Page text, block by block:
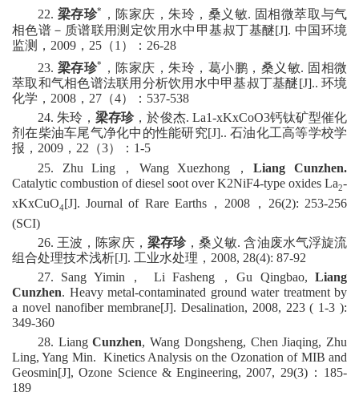
22. 梁存珍* ，陈家庆，朱玲，桑义敏. 固相微萃取与气
相色谱－质谱联用测定饮用水中甲基叔丁基醚[J]. 中国环境
监测， 2009 ， 25 （1 ）： 26-28
23. 梁存珍* ，陈家庆，朱玲，葛小鹏，桑义敏. 固相微
萃取和气相色谱法联用分析饮用水中甲基叔丁基醚[J].. 环境
化学， 2008 ， 27 （4）： 537-538
24.朱玲，梁存珍，於俊杰. La1-xKxCoO3钙钛矿型催化
剂在柴油车尾气净化中的性能研究[J].. 石油化工高等学校学
报， 2009 ， 22 （3）： 1-5
25. Zhu Ling ， Wang Xuezhong ，Liang Cunzhen.
Catalytic combustion of diesel soot over K2NiF4-type oxides La2-
xKxCuO4[J]. Journal of Rare Earths， 2008 ， 26(2): 253-256
(SCI)
26. 王波，陈家庆， 梁存珍，桑义敏.含油废水气浮旋流
组合处理技术浅析[J]. 工业水处理， 2008, 28(4): 87-92
27. Sang Yimin ，LiFasheng ，Gu Qingbao,Liang
Cunzhen. Heavy metal-contaminated ground water treatment by
a novel nanofiber membrane[J]. Desalination, 2008, 223 ( 1-3 ):
349-360
28. Liang Cunzhen,Wang Dongsheng, ChenJiaqing,Zhu
Ling,Yang Min. Kinetics Analysis on the Ozonation of MIB and
Geosmin[J], Ozone Science & Engineering, 2007, 29(3)： 185-
189